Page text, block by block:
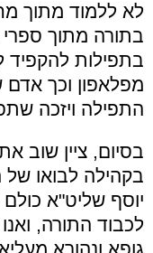
לא ללמוד מתוך
בתורה מתוך
בתפילות להקפיד
מפלאפון וכך אדם
התפילה ויזכה
בסיום, ציין שוב
בקהילה לבואו של
יוסף שליט"א
לכבוד התורה,